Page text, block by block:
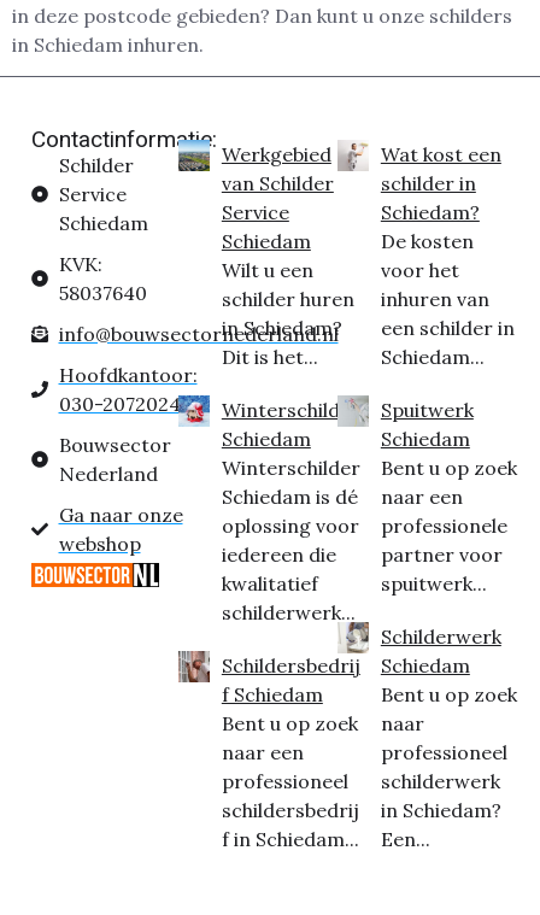
in deze postcode gebieden? Dan kunt u onze schilders
in Schiedam inhuren.
Contactinformatie:
Schilder
Service
Schiedam
KVK:
58037640
info@bouwsectornederland.nl
Hoofdkantoor:
030-2072024
Bouwsector
Nederland
Ga naar onze
webshop
Werkgebied
van Schilder
Service
Schiedam
Wilt u een
schilder huren
in Schiedam?
Dit is het...
Winterschilder
Schiedam
Winterschilder
Schiedam is dé
oplossing voor
iedereen die
kwalitatief
schilderwerk...
Schildersbedrij
f Schiedam
Bent u op zoek
naar een
professioneel
schildersbedrij
f in Schiedam...
Wat kost een
schilder in
Schiedam?
De kosten
voor het
inhuren van
een schilder in
Schiedam...
Spuitwerk
Schiedam
Bent u op zoek
naar een
professionele
partner voor
spuitwerk...
Schilderwerk
Schiedam
Bent u op zoek
naar
professioneel
schilderwerk
in Schiedam?
Een...